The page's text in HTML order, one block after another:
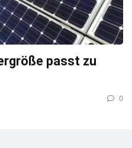
passt zu
0